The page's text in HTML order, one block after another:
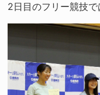
2日目のフリー競技で